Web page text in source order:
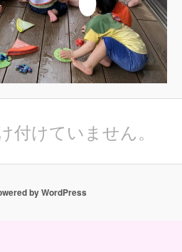
付けていません。
by WordPress